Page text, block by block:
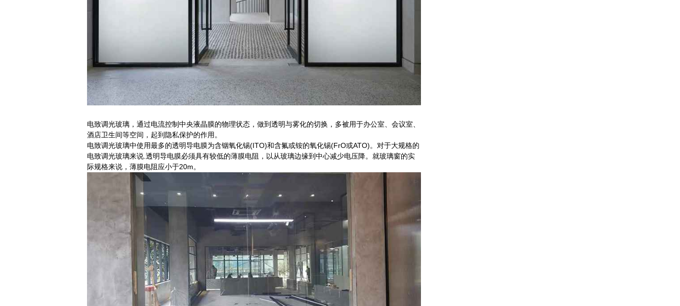
电致调光玻璃，通过电流控制中央液晶膜的物理状态，做到透明与雾化的切换，多被用于办公室、会议室、
酒店卫生间等空间，起到隐私保护的作用。
电致调光玻璃中使用最多的透明导电膜为含铟氧化锡(ITO)和含氟或铵的氧化锡(FrO或ATO)。对于大规格的
电致调光玻璃来说.透明导电膜必须具有较低的薄膜电阻，以从玻璃边缘到中心减少电压降。就玻璃窗的实
际规格来说，薄膜电阻应小于20m。